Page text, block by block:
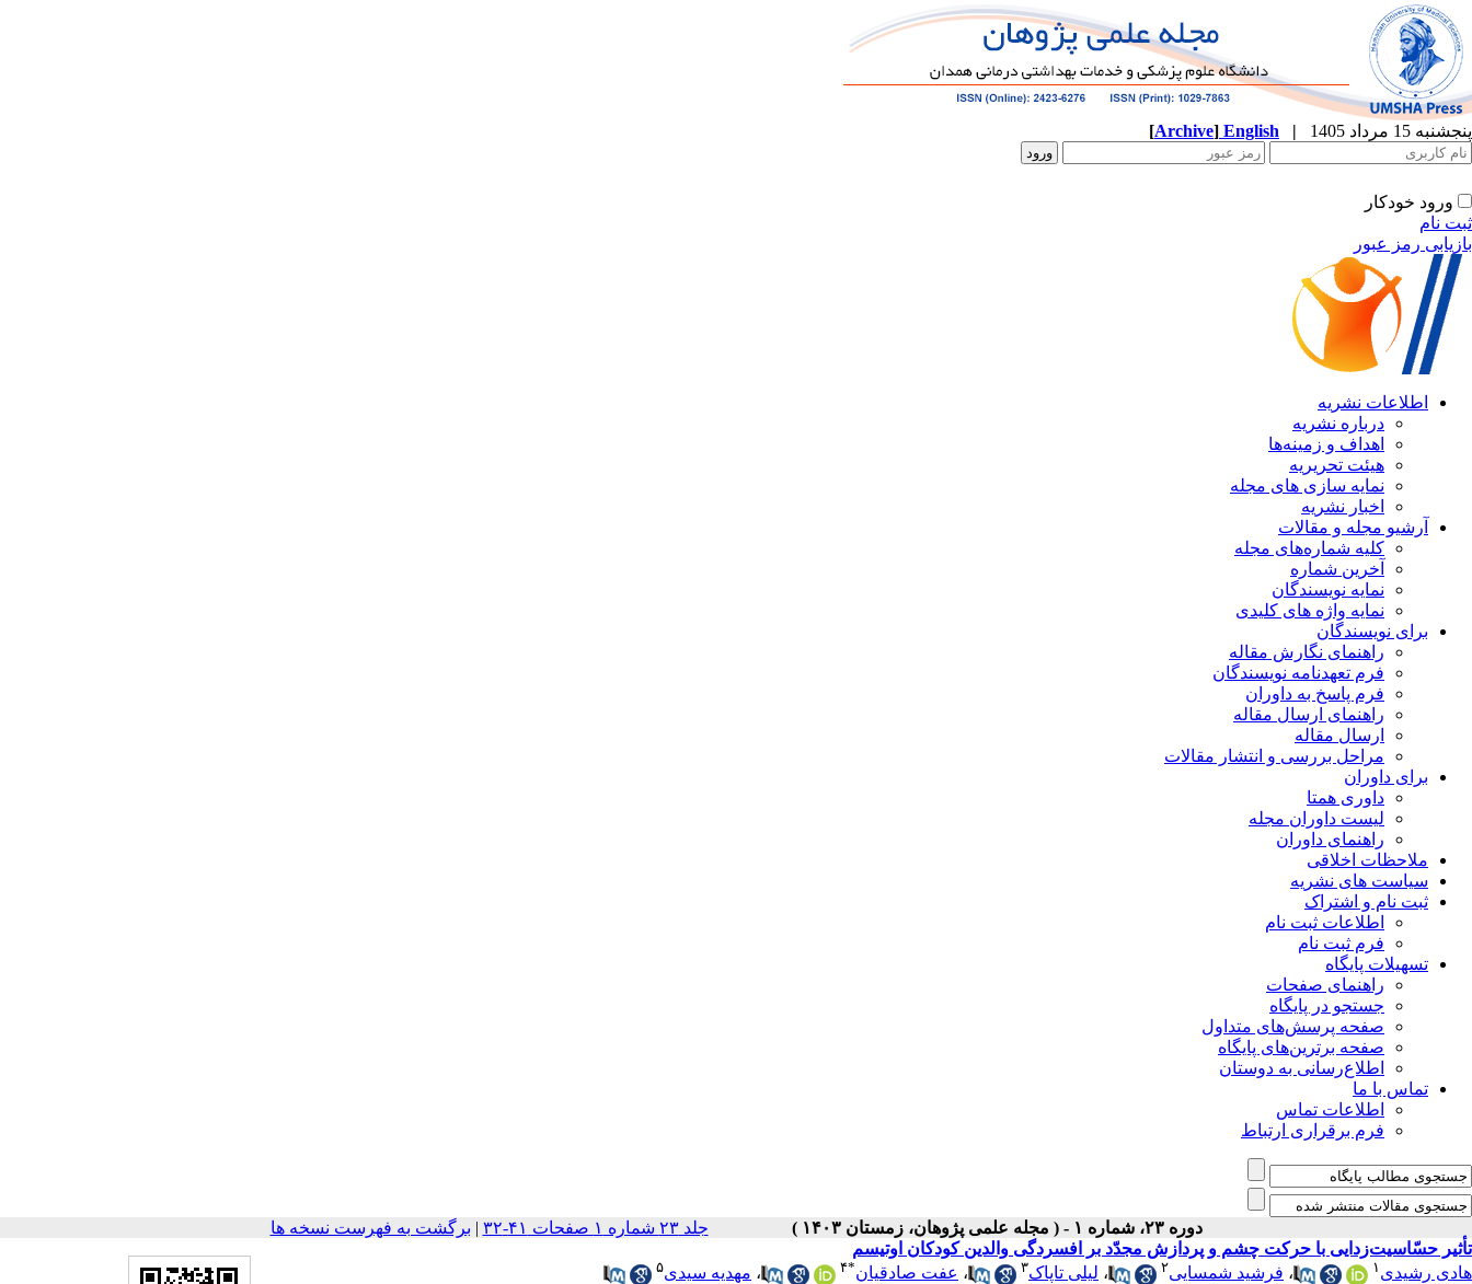
پنجشنبه 15 مرداد 1405 |
English
[Archive]
ورود خودکار
ثبت نام
بازیابی رمز عبور
اطلاعات نشریه
درباره نشریه
اهداف و زمینه‌ها
هیئت تحریریه
نمایه سازی های مجله
اخبار نشریه
آرشیو مجله و مقالات
کلیه شماره‌های مجله
آخرین شماره
نمایه نویسندگان
نمایه واژه های کلیدی
برای نویسندگان
راهنمای نگارش مقاله
فرم تعهدنامه نویسندگان
فرم پاسخ به داوران
راهنمای ارسال مقاله
ارسال مقاله
مراحل بررسی و انتشار مقالات
برای داوران
داوری همتا
لیست داوران مجله
راهنمای داوران
ملاحظات اخلاقی
سیاست های نشریه
ثبت نام و اشتراک
اطلاعات ثبت نام
فرم ثبت نام
تسهیلات پایگاه
راهنمای صفحات
جستجو در پایگاه
صفحه پرسش‌های متداول
صفحه برترین‌های پایگاه
اطلاع‌رسانی به دوستان
تماس با ما
اطلاعات تماس
فرم برقراری ارتباط
دوره ۲۳، شماره ۱ - ( مجله علمی پژوهان، زمستان ۱۴۰۳ ) جلد ۲۳ شماره ۱ صفحات ۴۱-۳۲ | برگشت به فهرست نسخه ها
تأثیر حسّاسیت‌زدایی با حرکت چشم و پردازش مجدّد بر افسردگی والدین کودکان اوتیسم
هادی رشیدی ۱ ، فرشید شمسایی۲ ، لیلی تاپاک۳ ، عفت صادقیان*۴ ، مهدیه سیدی۵